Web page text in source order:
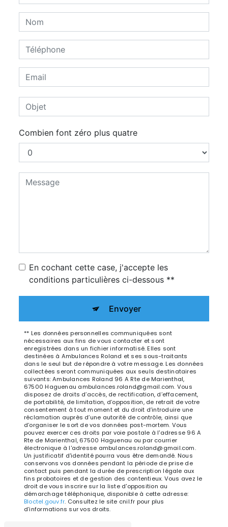
Combien font zéro plus quatre
En cochant cette case, j'accepte les
conditions particulières ci-dessous **
Envoyer
** Les données personnelles communiquées sont
nécessaires aux fins de vous contacter et sont
enregistrées dans un fichier informatisé. Elles sont
destinées à Ambulances Roland et ses sous-traitants
dans le seul but de répondre à votre message. Les données
collectées seront communiquées aux seuls destinataires
suivants: Ambulances Roland 96 A Rte de Marienthal,
67500 Haguenau ambulances.roland@gmail.com. Vous
disposez de droits d’accès, de rectification, d’effacement,
de portabilité, de limitation, d’opposition, de retrait de votre
consentement à tout moment et du droit d’introduire une
réclamation auprès d’une autorité de contrôle, ainsi que
d’organiser le sort de vos données post-mortem. Vous
pouvez exercer ces droits par voie postale à l'adresse 96 A
Rte de Marienthal, 67500 Haguenau ou par courrier
électronique à l'adresse ambulances.roland@gmail.com.
Un justificatif d'identité pourra vous être demandé. Nous
conservons vos données pendant la période de prise de
contact puis pendant la durée de prescription légale aux
fins probatoires et de gestion des contentieux. Vous avez le
droit de vous inscrire sur la liste d'opposition au
démarchage téléphonique, disponible à cette adresse:
Bloctel.gouv.fr. Consultez le site cnil.fr pour plus
d’informations sur vos droits.